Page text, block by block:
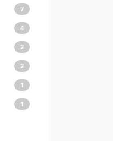
7
4
2
2
1
1